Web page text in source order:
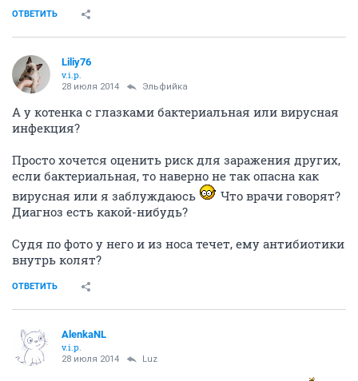
ОТВЕТИТЬ
Liliy76
v.i.p.
28 июля 2014 Эльфийка
А у котенка с глазками бактериальная или вирусная
инфекция?
Просто хочется оценить риск для заражения других,
если бактериальная, то наверно не так опасна как
вирусная или я заблуждаюсь
Что врачи говорят?
Диагноз есть какой-нибудь?
Судя по фото у него и из носа течет, ему антибиотики
внутрь колят?
ОТВЕТИТЬ
AlenkaNL
v.i.p.
28 июля 2014 Luz